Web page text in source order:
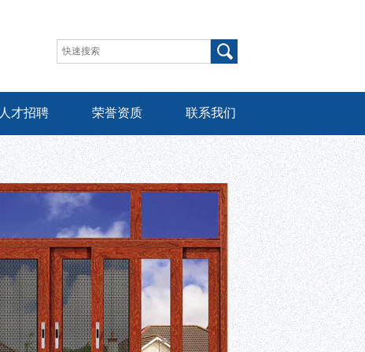
人才招聘 荣誉资质 联系我们